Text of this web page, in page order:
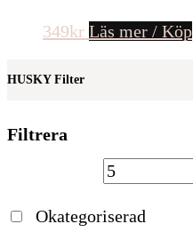
349kr Läs mer / Köp
HUSKY Filter
Filtrera
Okategoriserad